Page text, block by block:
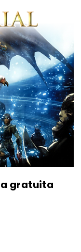
gratuita